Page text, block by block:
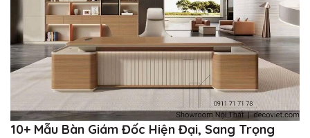
10+ Mẫu Bàn Giám Đốc Hiện Đại, Sang Trọng